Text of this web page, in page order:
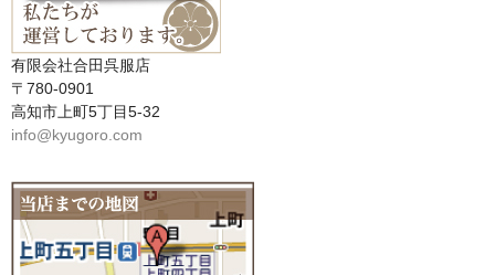
有限会社合田呉服店
〒780-0901
高知市上町5丁目5-32
info@kyugoro.com